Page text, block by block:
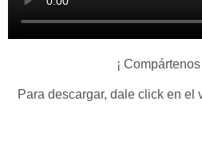
¡ Compártenos
Para descargar, dale click en el